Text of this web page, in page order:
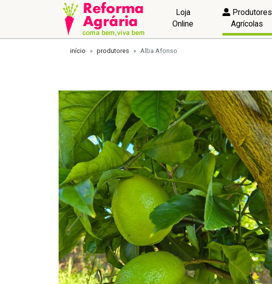
Loja
Online
Produtores
Agrícolas
início produtores Alba Afonso